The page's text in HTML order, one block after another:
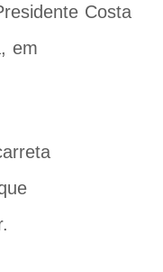
Costa
em